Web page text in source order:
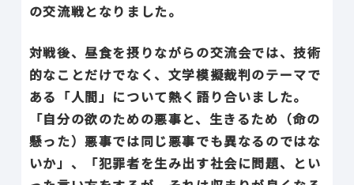
の交流戦となりました。
対戦後、昼食を摂りながらの交流会では、技術
的なことだけでなく、文学模擬裁判のテーマで
ある「人間」について熱く語り合いました。
「自分の欲のための悪事と、生きるため（命の
懸った）悪事では同じ悪事でも異なるのではな
いか」、「犯罪者を生み出す社会に問題、とい